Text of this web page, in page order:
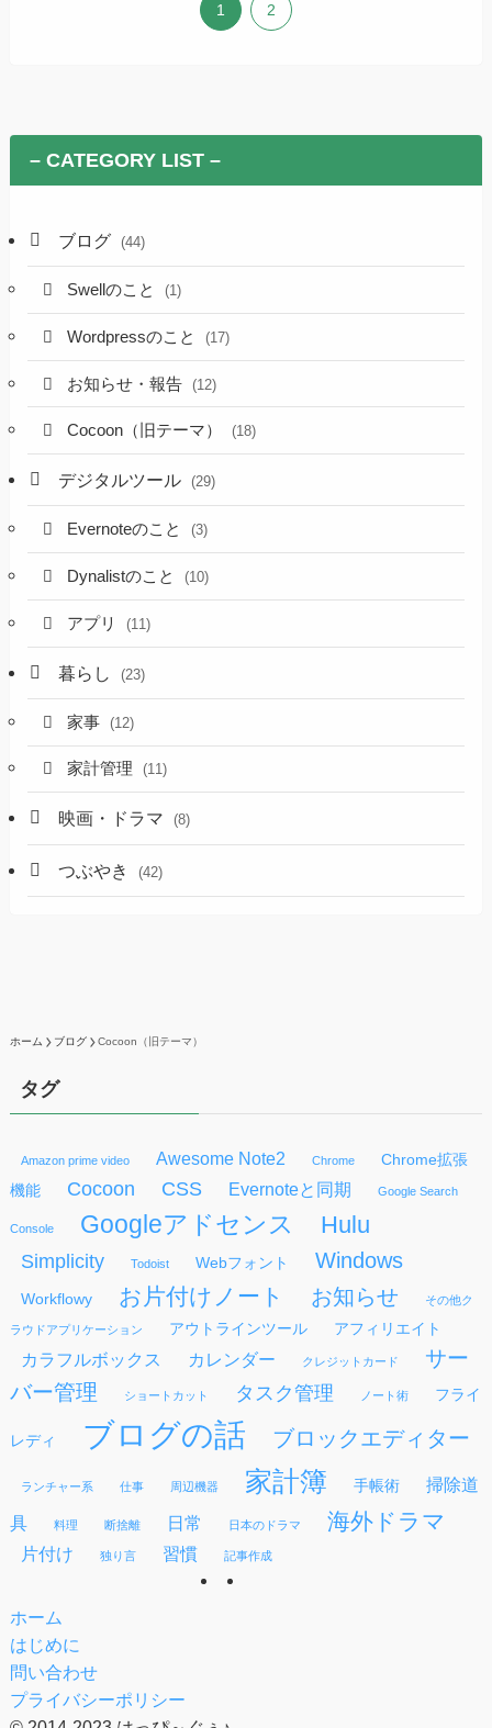
1 2
– CATEGORY LIST –
ブログ (44)
Swellのこと (1)
Wordpressのこと (17)
お知らせ・報告 (12)
Cocoon（旧テーマ） (18)
デジタルツール (29)
Evernoteのこと (3)
Dynalistのこと (10)
アプリ (11)
暮らし (23)
家事 (12)
家計管理 (11)
映画・ドラマ (8)
つぶやき (42)
ホーム ブログ Cocoon（旧テーマ）
タグ
Amazon prime video Awesome Note2 Chrome
Chrome拡張
機能
Cocoon CSS Evernoteと同期 Google Search
Console Googleアドセンス Hulu
Simplicity Todoist Webフォント Windows
Workflowy お片付けノート お知らせ その他ク
ラウドアプリケーション アウトラインツール アフィリエイト
カラフルボックス カレンダー クレジットカード
サー
バー管理
ショートカット タスク管理 ノート術 フライ
レディ ブログの話 ブロックエディター
ランチャー系 仕事 周辺機器 家計簿 手帳術
掃除道
具
料理 断捨離 日常 日本のドラマ 海外ドラマ
片付け 独り言 習慣 記事作成
ホーム
はじめに
問い合わせ
プライバシーポリシー